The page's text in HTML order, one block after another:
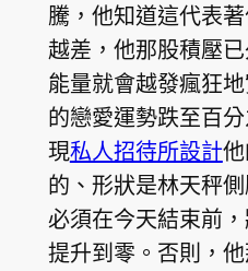
騰，他知道這代表
越差，他那股積壓
能量就會越發瘋狂
的戀愛運勢跌至百
現私人招待所設計
的、形狀是林天秤
必須在今天結束前
提升到零。否則，